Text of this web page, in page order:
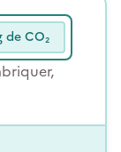
de CO₂